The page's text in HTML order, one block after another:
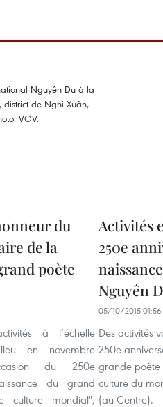
du
de la
poète
à l’échelle
en novembre
du 250e
du grand
culture mondial",
Activités
250e
Nguyên
05/10/2015 01:56
Des activités
250e
grande poète
culture du
(au Centre).